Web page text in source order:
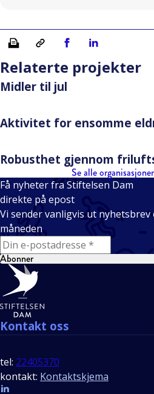
Skriv ut Kopiera länkDel på Facebook
Del på Linkedin
Relaterte projekter
Midler til jul
Aktivitet for ensomme
Robusthet gjennom
Se alle
Få nyheter fra Stiftelsen Dam
direkte på epost
Vi sender vanligvis ut
måneden
E-mail
Abonner
Bunntekst
Kontakt oss
tel: 22405370
kontakt: Kontaktskjema